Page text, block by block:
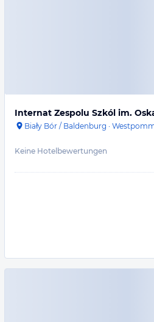
Internat Zespolu Szkól im.
Biały Bór / Baldenburg ·
Keine Hotelbewertungen